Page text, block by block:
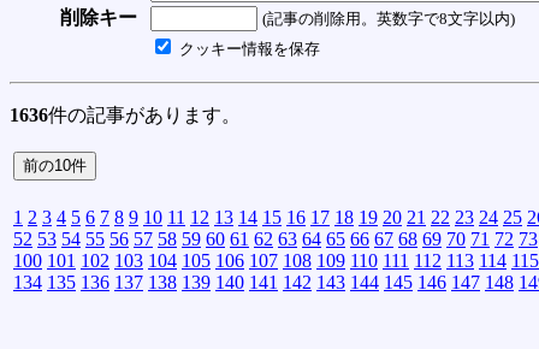
削除キー
(記事の削除用。英数字で8文字以内)
クッキー情報を保存
1636件の記事があります。
1 2 3 4 5 6 7 8 9 10 11 12 13 14 15 16 17 18 19 20 21 22 23 24 25
52 53 54 55 56 57 58 59 60 61 62 63 64 65 66 67 68 69 70 71 72 73
100 101 102 103 104 105 106 107 108 109 110 111 112 113 114 115
134 135 136 137 138 139 140 141 142 143 144 145 146 147 148